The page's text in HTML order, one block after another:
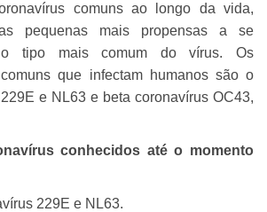
comuns ao longo da vida,
pequenas mais propensas a se
o tipo mais comum do vírus. Os
que infectam humanos são o
e NL63 e beta coronavírus OC43,
conhecidos até o momento
229E e NL63.